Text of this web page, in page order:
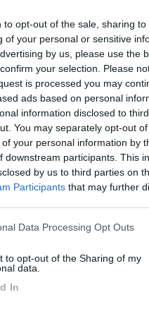
to opt-out of the sale, sharing
of your personal or sensitive
by us, please use the
your selection. Please
is processed you may
ads based on personal
information disclosed to
You may separately opt-out
your personal information by
downstream participants. This
by us to third parties on
Participants that may further
that this website/app uses one
to your visit or usage behaviour.
for below specified purposes
Data Processing Opt Outs
to opt-out of the Sharing of my
data.
In
dal parcheggio.
di divieto, non è
come abbiamo
sul parabbrezza dal
Caratteristiche Gestione
27/
Segnalati nei dintorni